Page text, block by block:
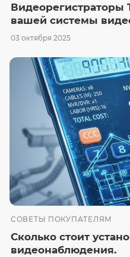
Видеорегистраторы
вашей системы
03 октября 2025
СОВЕТЫ ПОКУПАТЕЛЯМ
Сколько стоит
видеонаблюдения.